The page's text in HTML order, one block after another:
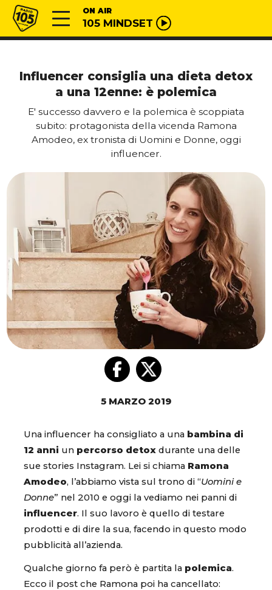
Vai al contenuto
Radio 105 ON AIR
105 MINDSET
Influencer consiglia una dieta detox
a una 12enne: è polemica
E' successo davvero e la polemica è scoppiata
subito: protagonista della vicenda Ramona
Amodeo, ex tronista di Uomini e Donne, oggi
influencer.
5 MARZO 2019
Una influencer ha consigliato a una bambina di
12 anni un percorso detox durante una delle
sue stories Instagram. Lei si chiama Ramona
Amodeo, l’abbiamo vista sul trono di “Uomini e
Donne” nel 2010 e oggi la vediamo nei panni di
influencer. Il suo lavoro è quello di testare
prodotti e di dire la sua, facendo in questo modo
pubblicità all’azienda.
Qualche giorno fa però è partita la polemica.
Ecco il post che Ramona poi ha cancellato: